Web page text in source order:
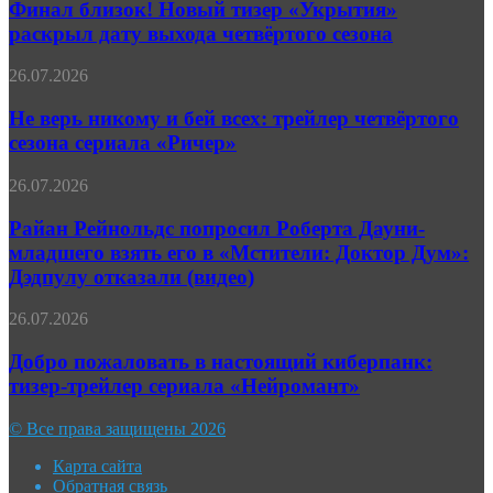
трейлер
Новый
тизер
«Укрытия»
дату
четвёртого
сезона
Финал близок! Новый тизер «Укрытия»
раскрыл дату выхода четвёртого сезона
Не
никому
и
бей
трейлер
сезона
сериала
«Ричер»
26.07.2026
Не верь никому и бей всех: трейлер четвёртого
сезона сериала «Ричер»
Райан
попросил
Роберта
Дауни-
младшего
его
«Мстители:
Доктор
Дум»:
Дэдпулу
отказали
(видео)
26.07.2026
Райан Рейнольдс попросил Роберта Дауни-
младшего взять его в «Мстители: Доктор Дум»:
Дэдпулу отказали (видео)
Добро
в
настоящий
киберпанк:
трейлер
сериала
«Нейромант»
26.07.2026
Добро пожаловать в настоящий киберпанк:
тизер-трейлер сериала «Нейромант»
© Все права защищены 2026
Карта сайта
Обратная связь